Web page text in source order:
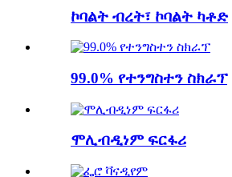
ኮባልት ብረት፣ ኮባልት ካቶድ
99.0% የተንግስተን ስክራፕ
ሞሊብዲነም ፍርፋሪ